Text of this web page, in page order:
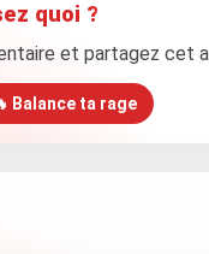
quoi ?
et partagez cet
Balance ta rage